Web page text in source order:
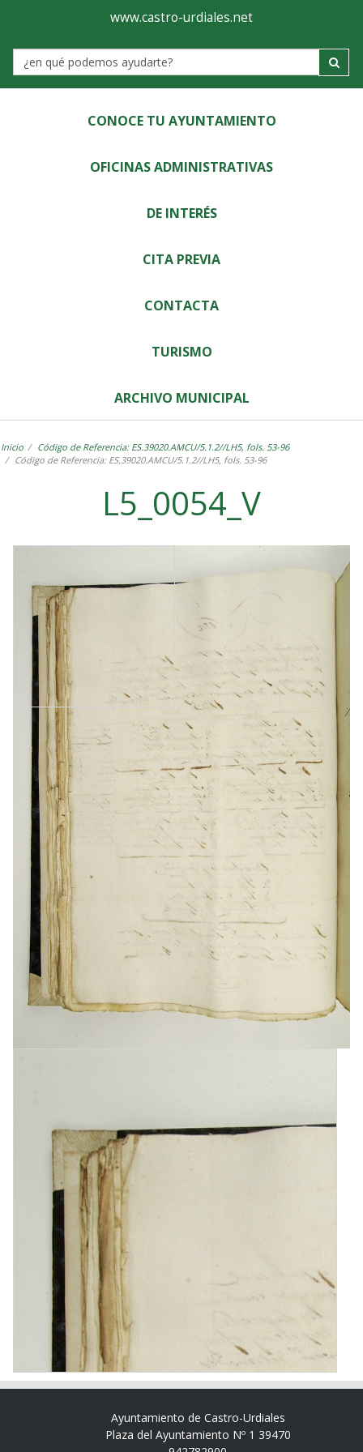
Ayuntamiento
de
Castro-
Urdiales
www.castro-urdiales.net
Label
CONOCE TU AYUNTAMIENTO
OFICINAS ADMINISTRATIVAS
DE INTERÉS
CITA PREVIA
CONTACTA
TURISMO
ARCHIVO MUNICIPAL
Inicio
Código de Referencia: ES.39020.AMCU/5.1.2//LH5, fols. 53-96
Código de Referencia: ES.39020.AMCU/5.1.2//LH5, fols. 53-96
L5_0054_V
Ayuntamiento de Castro-Urdiales
Plaza del Ayuntamiento Nº 1 39470